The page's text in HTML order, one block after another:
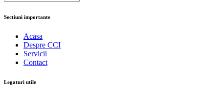
Sectiuni importante
Acasa
Despre CCI
Servicii
Contact
Legaturi utile